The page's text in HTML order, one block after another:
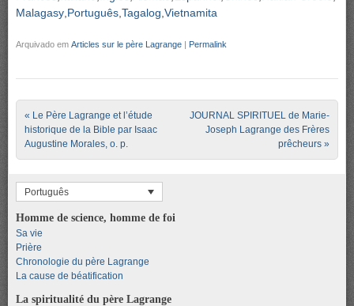
Malagasy Português Tagalog Vietnamita
Arquivado em Articles sur le père Lagrange | Permalink
Post navigation
« Le Père Lagrange et l’étude
historique de la Bible par Isaac
Augustine Morales, o. p.
JOURNAL SPIRITUEL de Marie-
Joseph Lagrange des Frères
prêcheurs »
Português
Homme de science, homme de foi
Sa vie
Prière
Chronologie du père Lagrange
La cause de béatification
La spiritualité du père Lagrange